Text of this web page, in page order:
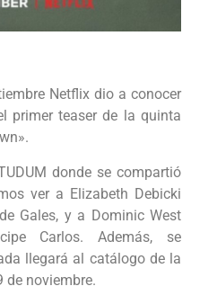
Netflix dio a conocer
primer teaser de la quinta
donde se compartió
ver a Elizabeth Debicki
Gales, y a Dominic West
Carlos. Además, se
llegará al catálogo de la
de noviembre.